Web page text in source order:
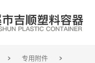
> 专用附件 >